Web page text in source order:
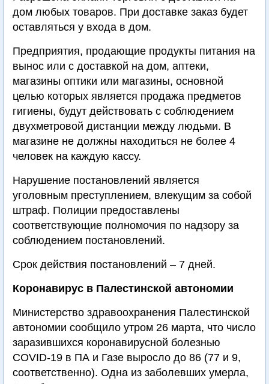
дом любых товаров. При доставке заказ будет
оставляться у входа в дом.
Предприятия, продающие продукты питания на
вынос или с доставкой на дом, аптеки,
магазины оптики или магазины, основной
целью которых является продажа предметов
гигиены, будут действовать с соблюдением
двухметровой дистанции между людьми. В
магазине не должны находиться не более 4
человек на каждую кассу.
Нарушение постановлений является
уголовным преступлением, влекущим за собой
штраф. Полиции предоставлены
соответствующие полномочия по надзору за
соблюдением постановлений.
Срок действия постановлений – 7 дней.
Коронавирус в Палестинской автономии
Министерство здравоохранения Палестинской
автономии сообщило утром 26 марта, что число
заразившихся коронавирусной болезнью
COVID-19 в ПА и Газе выросло до 86 (77 и 9,
соответственно). Одна из заболевших умерла,